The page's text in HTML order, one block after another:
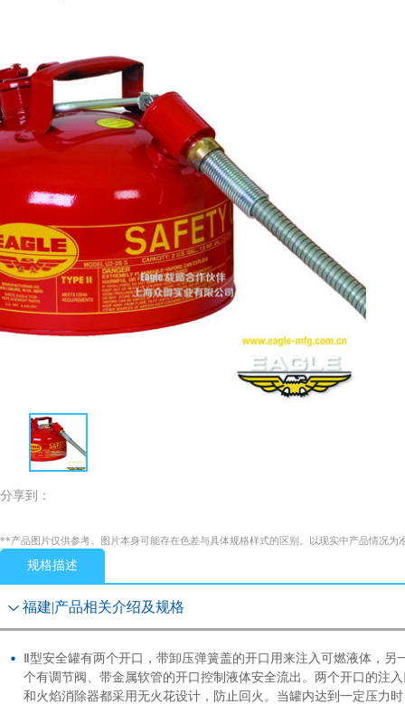
分享到：
**产品图片仅供参考。图片本身可能存在色差与具体规格样式的区别。以现实中产品情况为
规格描述
福建|产品相关介绍及规格
Ⅱ型安全罐有两个开口，带卸压弹簧盖的开口用来注入可燃液体，另
个有调节阀、带金属软管的开口控制液体安全流出。两个开口的注
和火焰消除器都采用无火花设计，防止回火。当罐内达到一定压力